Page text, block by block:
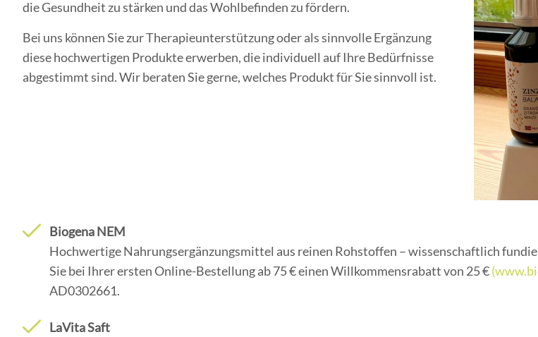
die Gesundheit zu stärken und das Wohlbefinden zu fördern.
Bei uns können Sie zur Therapieunterstützung oder als sinnvolle Ergänzung
diese hochwertigen Produkte erwerben, die individuell auf Ihre Bedürfnisse
abgestimmt sind. Wir beraten Sie gerne, welches Produkt für Sie sinnvoll ist.
Biogena NEM
Hochwertige Nahrungsergänzungsmittel aus reinen Rohstoffen – wissenschaftlich
Sie bei Ihrer ersten Online-Bestellung ab 75 € einen Willkommensrabatt von 25 €
AD0302661.
LaVita Saft